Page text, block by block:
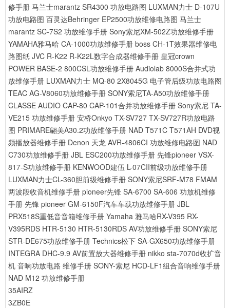
修手册 马兰士marantz SR4300 功放电路图 LUXMAN力士 D-107U
功放电路图 百灵达Behringer EP2500功放维修电路图 马兰士
marantz SC-7S2 功放维修手册 Sony索尼XM-502Z功放维修手册
YAMAHA雅马哈 CA-1000功放维修手册 boss CH-1T效果器维修电
路图纸 JVC R-K22 R-K22L数字合成器维修手册 皇冠crown
POWER BASE-2 800CSL功放维修手册 Audiolab 8000S合并式功
放维修手册 LUXMAN力士 MQ-80 2X8045G 电子管后级功放电路图
TEAC AG-V8060功放维修手册 SONY索尼TA-A50功放维修手册
CLASSE AUDIO CAP-80 CAP-101合并功放维修手册 Sony索尼 TA-
VE215 功放维修手册 安桥Onkyo TX-SV727 TX-SV727R功放电路
图 PRIMARE翩美A30.2功放维修手册 NAD T571C T571AH DVD视
频播放器维修手册 Denon 天龙 AVR-4806CI 功放维修电路图 NAD
C730功放维修手册 JBL ESC200功放维修手册 先锋pioneer VSX-
817-S功放维修手册 KENWOOD建伍 L-07CII前级功放维修手册
LUXMAN力士CL-360胆前级维修手册 SONY索尼SRF-M78 FMAM
两波段收音机维修手册 pioneer先锋 SA-6700 SA-606 功放机维修
手册 先锋 pioneer GM-6150F汽车车载功放维修手册 JBL
PRX518S重低音音箱维修手册 Yamaha 雅马哈RX-V395 RX-
V395RDS HTR-5130 HTR-5130RDS AV功放维修手册 SONY索尼
STR-DE675功放维修手册 Technics松下 SA-GX650功放维修手册
INTEGRA DHC-9.9 AV前置放大器维修手册 nikko sta-7070d收扩音
机 音响功放电路 维修手册 SONY-索尼 HCD-LF1组合音响维修手册
NAD M12 功放维修手册
35AIRZ
3ZB0E